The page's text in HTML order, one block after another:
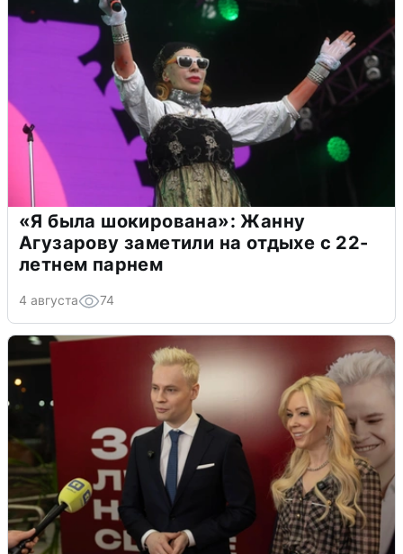
«Я была шокирована»: Жанну
Агузарову заметили на отдыхе с 22-
летнем парнем
4 августа 74